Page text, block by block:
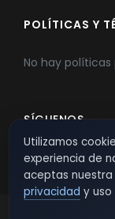
POLÍTICAS Y
No hay políticas
SÍGUENOS
Utilizamos
experiencia de
aceptas nuestra
privacidad y